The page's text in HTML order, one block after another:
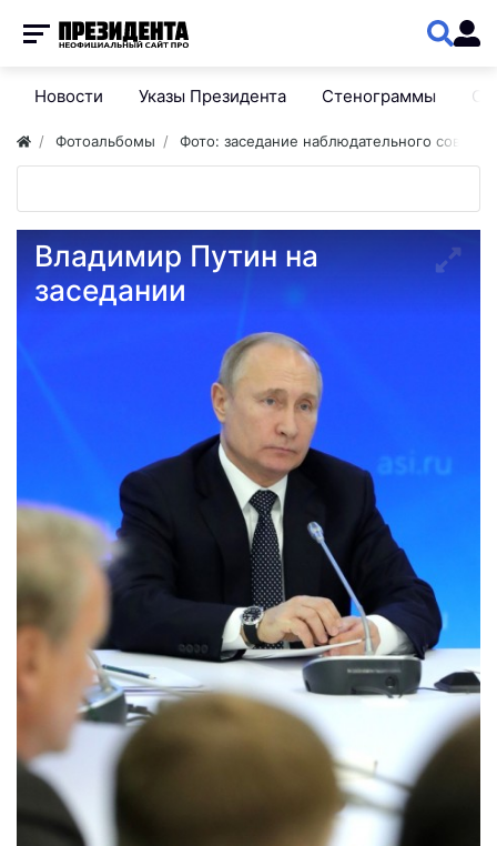
Новости Указы Президента Стенограммы
Фотоальбомы Фото: заседание наблюдательного совета
Владимир Путин на
заседании